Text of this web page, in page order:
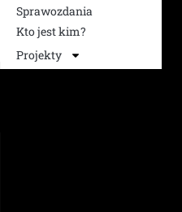
Sprawozdania
Kto jest kim?
Projekty